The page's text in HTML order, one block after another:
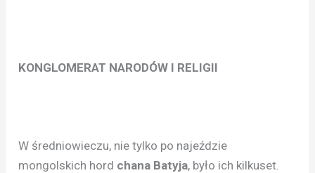
KONGLOMERAT NARODÓW I RELIGII
W średniowieczu, nie tylko po najeździe
mongolskich hord chana Batyja, było ich kilkuset.